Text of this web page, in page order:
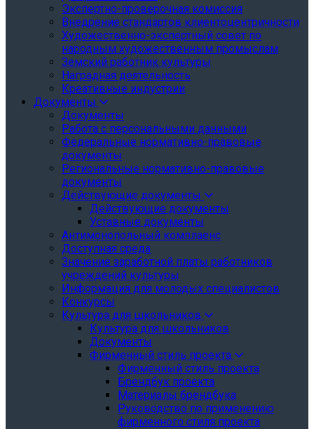
Экспертно-проверочная комиссия
Внедрение стандартов клиентоцентричности
Художественно-экспертный совет по
народным художественным промыслам
Земский работник культуры
Наградная деятельность
Креативные индустрии
Документы
Документы
Работа с персональными данными
Федеральные нормативно-правовые
документы
Региональные нормативно-правовые
документы
Действующие документы
Действующие документы
Уставные документы
Антимонопольный комплаенс
Доступная среда
Значение заработной платы работников
учреждений культуры
Информация для молодых специалистов
Конкурсы
Культура для школьников
Культура для школьников
Документы
Фирменный стиль проекта
Фирменный стиль проекта
Брендбук проекта
Материалы брендбука
Руководство по применению
фирменного стиля проекта